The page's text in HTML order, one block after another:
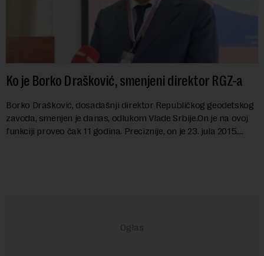
Ko je Borko Drašković, smenjeni direktor RGZ-a
Borko Drašković, dosadašnji direktor Republičkog geodetskog
zavoda, smenjen je danas, odlukom Vlade Srbije.On je na ovoj
funkciji proveo čak 11 godina. Preciznije, on je 23. jula 2015.